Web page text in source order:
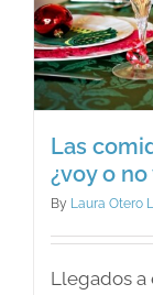
Las
¿voy o no
By Laura Otero
Llegados a